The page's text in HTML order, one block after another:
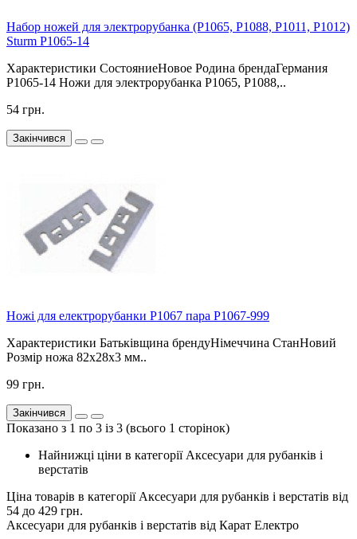
Набор ножей для электрорубанка (Р1065, Р1088, P1011, Р1012)
Sturm P1065-14
Характеристики СостояниеНовое Родина брендаГермания
P1065-14 Ножи для электрорубанка Р1065, Р1088,..
54 грн.
Закінчився
Ножі для електрорубанки Р1067 пара P1067-999
Характеристики Батьківщина брендуНімеччина СтанНовий
Розмір ножа 82х28х3 мм..
99 грн.
Закінчився
Показано з 1 по 3 із 3 (всього 1 сторінок)
Найнижці ціни в категорії Аксесуари для рубанків і
верстатів
Ціна товарів в категорії Аксесуари для рубанків і верстатів від
54 до 429 грн.
Аксесуари для рубанків і верстатів від Карат Електро